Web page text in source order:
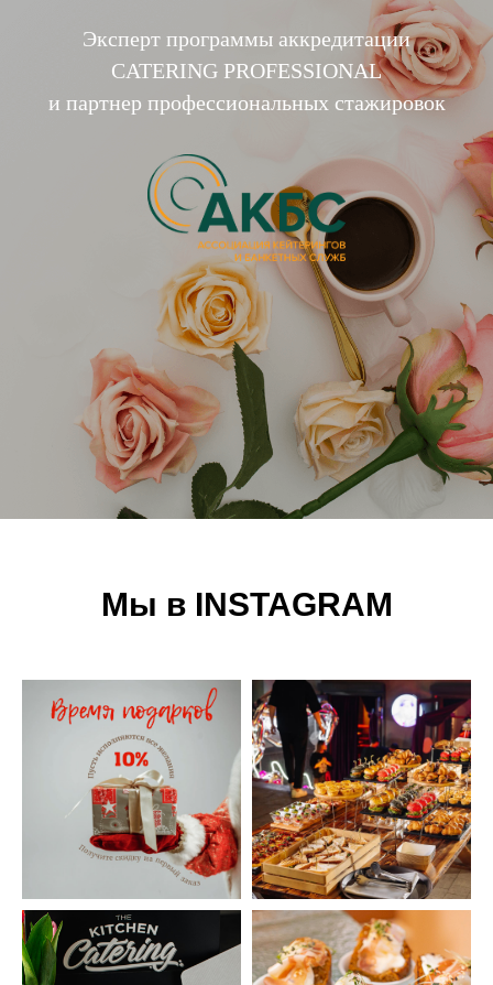
Эксперт программы аккредитации
CATERING PROFESSIONAL
и партнер профессиональных стажировок
Мы в INSTAGRAM